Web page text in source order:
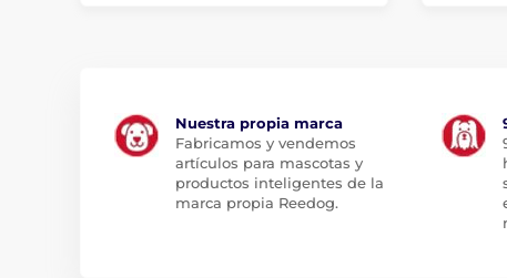
Nuestra propia marca
Fabricamos y vendemos
artículos para mascotas y
productos inteligentes de la
marca propia Reedog.